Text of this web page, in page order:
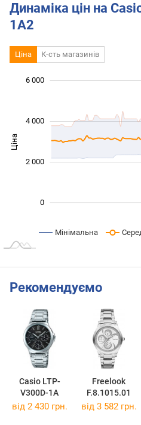
Динаміка цін на
1A2
Ціна К-сть магазинів
Ціна
0
2 000
4 000
6 000
Мінімальна
Рекомендуємо
Casio LTP-
V300D-1A
Freelook
F.8.1015.01
від 2 430 грн. від 3 582 грн.